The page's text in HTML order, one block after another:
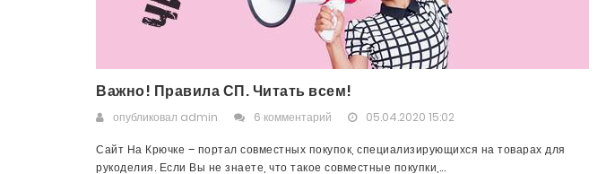
Важно! Правила СП. Читать всем!
опубликовал admin 6 комментарий 05.04.2020 15:02
Сайт На Крючке – портал совместных покупок, специализирующихся на товарах для
рукоделия. Если Вы не знаете, что такое совместные покупки,...